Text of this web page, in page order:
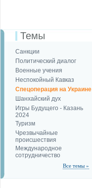
Темы
Санкции
Политический диалог
Военные учения
Неспокойный Кавказ
Спецоперация на Украине
Шанхайский дух
Игры Будущего - Казань
2024
Туризм
Чрезвычайные
происшествия
Международное
сотрудничество
Все темы »